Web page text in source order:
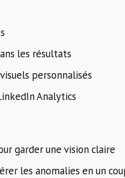
les résultats
personnalisés
Analytics
garder une vision claire
les anomalies en un